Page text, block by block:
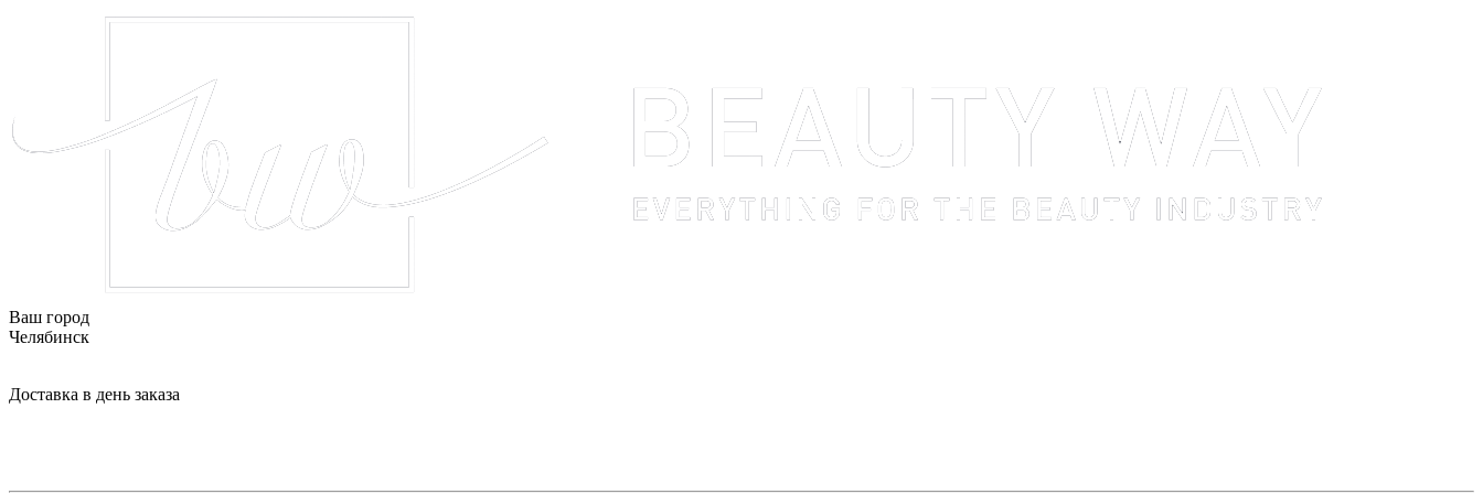
Ваш город
Челябинск
Доставка в день заказа